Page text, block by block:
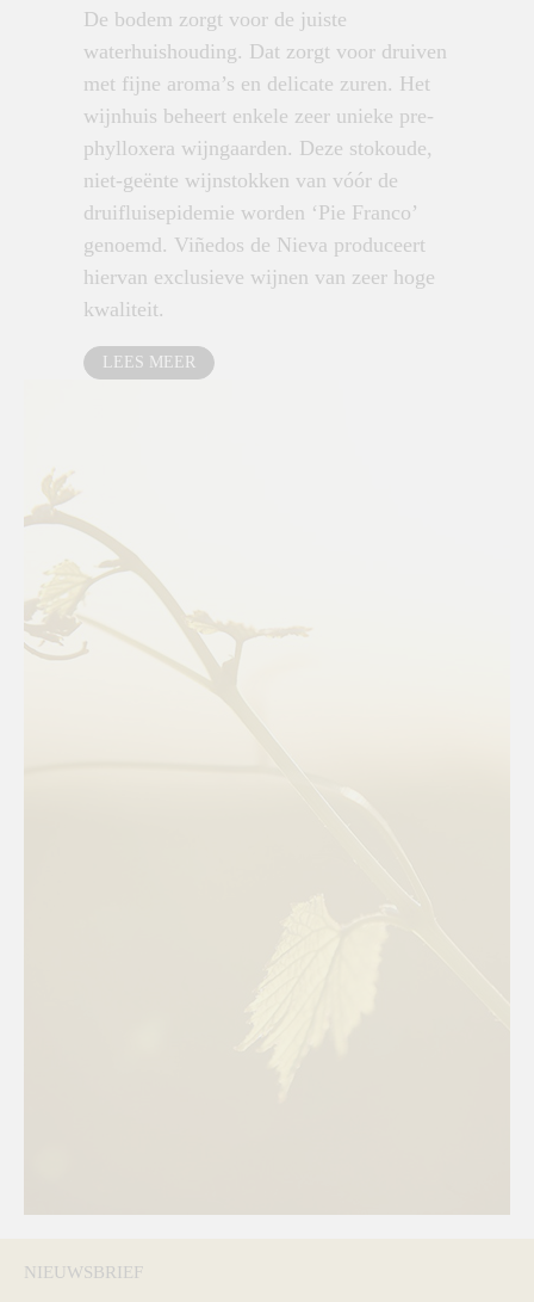
De bodem zorgt voor de juiste
waterhuishouding. Dat zorgt voor druiven
met fijne aroma’s en delicate zuren. Het
wijnhuis beheert enkele zeer unieke pre-
phylloxera wijngaarden. Deze stokoude,
niet-geënte wijnstokken van vóór de
druifluisepidemie worden ‘Pie Franco’
genoemd. Viñedos de Nieva produceert
hiervan exclusieve wijnen van zeer hoge
kwaliteit.
LEES MEER
NIEUWSBRIEF